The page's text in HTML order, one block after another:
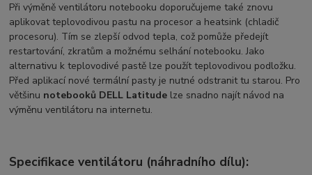
Při výměně ventilátoru notebooku doporučujeme také znovu
aplikovat teplovodivou pastu na procesor a heatsink (chladič
procesoru). Tím se zlepší odvod tepla, což pomůže předejít
restartování, zkratům a možnému selhání notebooku. Jako
alternativu k teplovodivé pastě lze použít teplovodivou podložku.
Před aplikací nové termální pasty je nutné odstranit tu starou. Pro
většinu notebooků DELL Latitude lze snadno najít návod na
výměnu ventilátoru na internetu.
Specifikace ventilátoru (náhradního dílu):